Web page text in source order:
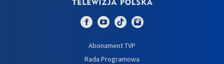
Abonament TVP
Rada Programowa